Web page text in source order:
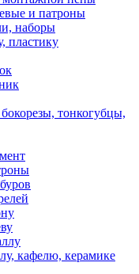
и патроны
наборы
пластику
тонкогубцы,
кафелю, керамике